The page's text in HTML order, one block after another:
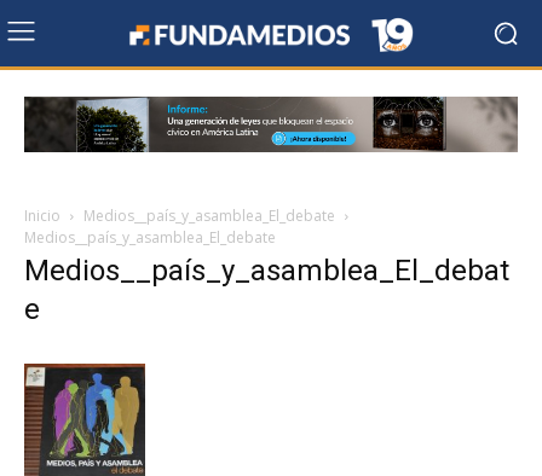
Inicio
Medios__país_y_asamblea_El_debate
Medios__país_y_asamblea_El_debate
Medios__país_y_asamblea_El_debat
e